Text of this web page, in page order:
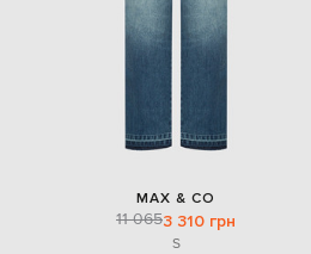
MAX & CO
11 0653 310 грн
S